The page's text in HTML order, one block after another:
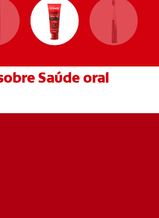
Saúde oral